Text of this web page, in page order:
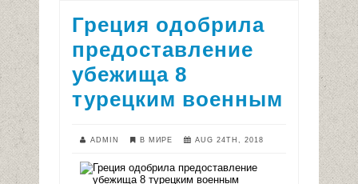
Греция одобрила
предоставление
убежища 8
турецким военным
ADMIN В МИРЕ AUG 24TH, 2018